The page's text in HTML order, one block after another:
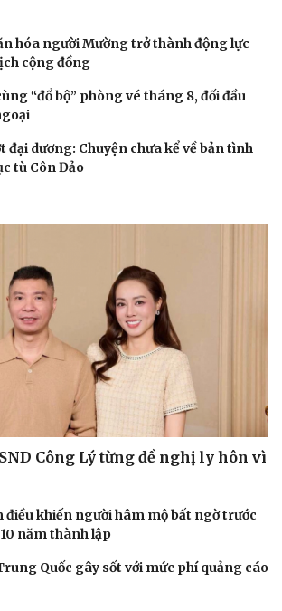
hóa người Mường trở thành động lực
cộng đồng
“đổ bộ” phòng vé tháng 8, đối đầu
đại dương: Chuyện chưa kể về bản tình
tù Côn Đảo
Công Lý từng đề nghị ly hôn vì
khiến người hâm mộ bất ngờ trước
năm thành lập
Quốc gây sốt với mức phí quảng cáo